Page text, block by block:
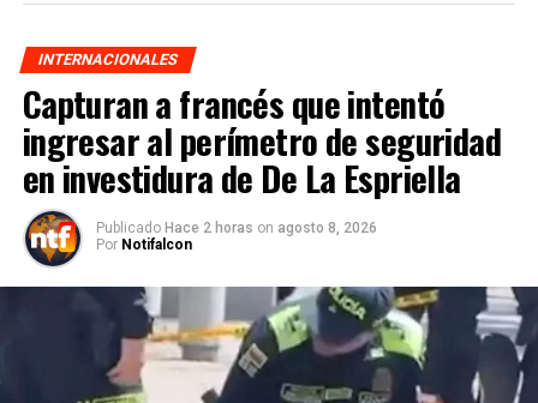
INTERNACIONALES
Capturan a francés que intentó
ingresar al perímetro de seguridad
en investidura de De La Espriella
Publicado Hace 2 horas on agosto 8, 2026
Por Notifalcon